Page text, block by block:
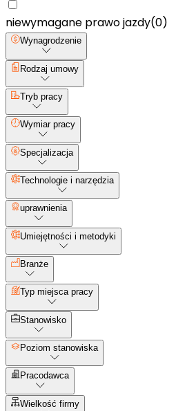
niewymagane prawo jazdy(0)
Wynagrodzenie
Rodzaj umowy
Tryb pracy
Wymiar pracy
Specjalizacja
Technologie i narzędzia
uprawnienia
Umiejętności i metodyki
Branże
Typ miejsca pracy
Stanowisko
Poziom stanowiska
Pracodawca
Wielkość firmy